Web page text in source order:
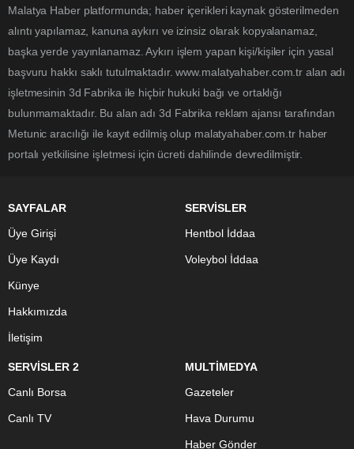
Malatya Haber platformunda; haber içerikleri kaynak gösterilmeden
alıntı yapılamaz, kanuna aykırı ve izinsiz olarak kopyalanamaz,
başka yerde yayınlanamaz. Aykırı işlem yapan kişi/kişiler için yasal
başvuru hakkı saklı tutulmaktadır. www.malatyahaber.com.tr alan adı
işletmesinin 3d Fabrika ile hiçbir hukuki bağı ve ortaklığı
bulunmamaktadır. Bu alan adı 3d Fabrika reklam ajansı tarafından
Metunic aracılığı ile kayıt edilmiş olup malatyahaber.com.tr haber
portalı yetkilisine işletmesi için ücreti dahilinde devredilmiştir.
SAYFALAR
Üye Girişi
Üye Kaydı
Künye
Hakkımızda
İletişim
SERVİSLER
Hentbol İddaa
Voleybol İddaa
SERVİSLER 2
Canlı Borsa
Canlı TV
MULTİMEDYA
Gazeteler
Hava Durumu
Haber Gönder